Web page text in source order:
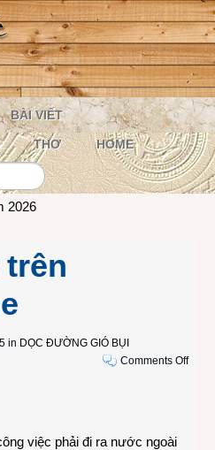
BÀI VIẾT
THƠ HOME
2026
trên
in DỌC ĐƯỜNG GIÓ BỤI
Comments Offon
việc phải đi ra nước ngoài